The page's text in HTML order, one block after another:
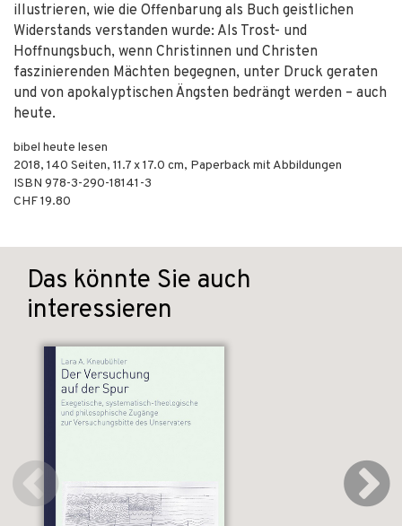
illustrieren, wie die Offenbarung als Buch geistlichen
Widerstands verstanden wurde: Als Trost- und
Hoffnungsbuch, wenn Christinnen und Christen
faszinierenden Mächten begegnen, unter Druck geraten
und von apokalyptischen Ängsten bedrängt werden – auch
heute.
bibel heute lesen
2018, 140 Seiten, 11.7 x 17.0 cm, Paperback mit Abbildungen
ISBN 978-3-290-18141-3
CHF 19.80
Das könnte Sie auch
interessieren